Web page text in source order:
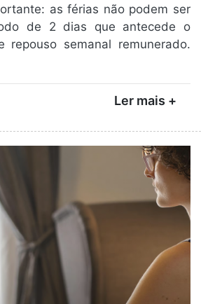
as férias não podem ser
de 2 dias que antecede o
semanal remunerado.
Ler mais +